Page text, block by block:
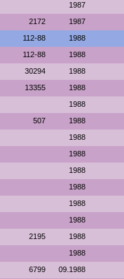
1987
2172 1987
112-88 1988
112-88 1988
30294 1988
13355 1988
1988
507 1988
1988
1988
1988
1988
1988
1988
2195 1988
1988
6799 09.1988